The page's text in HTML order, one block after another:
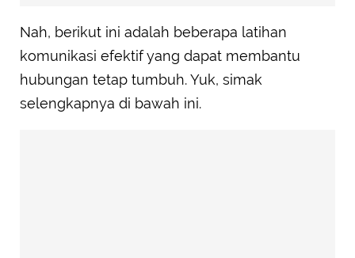
Nah, berikut ini adalah beberapa latihan
komunikasi efektif yang dapat membantu
hubungan tetap tumbuh. Yuk, simak
selengkapnya di bawah ini.